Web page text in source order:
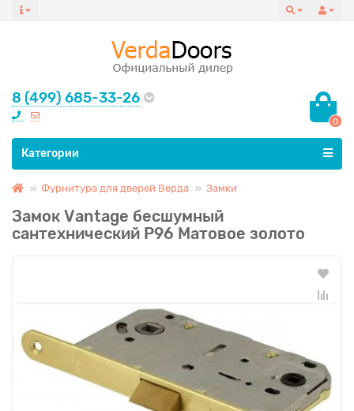
8 (499) 685-33-26
0
Все категории
Категории
Фурнитура для дверей Верда Замки
Замок Vаntage бесшумный
сантехнический P96 Матовое золото